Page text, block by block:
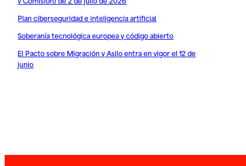
Plan ciberseguridad e inteligencia artificial
Soberanía tecnológica europea y código abierto
El Pacto sobre Migración y Asilo entra en vigor el 12 de
junio